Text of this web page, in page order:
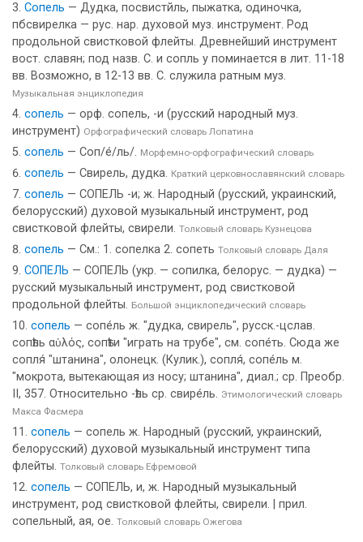
Сопель — Дудка, посвистйль, пыжатка, одиночка,
пбсвирелка — рус. нар. духовой муз. инструмент. Род
продольной свистковой флейты. Древнейший инструмент
вост. славян; под назв. С. и сопль у поминается в лит. 11-18
вв. Возможно, в 12-13 вв. С. служила ратным муз.
Музыкальная энциклопедия
сопель — орф. сопель, -и (русский народный муз.
инструмент) Орфографический словарь Лопатина
сопель — Соп/е́/ль/. Морфемно-орфографический словарь
сопель — Свирель, дудка. Краткий церковнославянский словарь
сопель — СОПЕЛЬ -и; ж. Народный (русский, украинский,
белорусский) духовой музыкальный инструмент, род
свистковой флейты, свирели. Толковый словарь Кузнецова
сопель — См.: 1. сопелка 2. сопеть Толковый словарь Даля
СОПЕЛЬ — СОПЕЛЬ (укр. — сопилка, белорус. — дудка) —
русский музыкальный инструмент, род свистковой
продольной флейты. Большой энциклопедический словарь
сопель — сопе́ль ж. "дудка, свирель", русск.-цслав.
сопѣль αὑλός, сопѣти "играть на трубе", см. сопе́ть. Сюда же
сопля́ "штанина", олонецк. (Кулик.), сопля́, сопе́ль м.
"мокрота, вытекающая из носу; штанина", диал.; ср. Преобр.
II, 357. Относительно -ѣль ср. свире́ль. Этимологический словарь
Макса Фасмера
сопель — сопель ж. Народный (русский, украинский,
белорусский) духовой музыкальный инструмент типа
флейты. Толковый словарь Ефремовой
сопель — СОПЕЛЬ, и, ж. Народный музыкальный
инструмент, род свистковой флейты, свирели. | прил.
сопельный, ая, ое. Толковый словарь Ожегова